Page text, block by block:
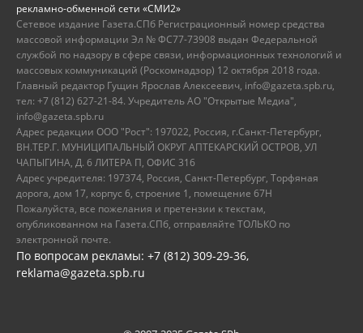
рекламно-обменной сети «СМИ2»
Сетевое издание Газета.СПб Регистрационный номер средства
массовой информации Эл № ФС77-73908 выдан Федеральной
службой по надзору в сфере связи, информационных технологий и
массовых коммуникаций (Роскомнадзор) 12 октября 2018 года.
Главный редактор Гущин Ярослав Алексеевич, info@gazeta.spb.ru,
тел: +7 (812) 627-21-84. Учредитель АО "Открытые Медиа",
info@gazeta.spb.ru
Адрес редакции ООО "Рост": 197022, Россия, г.Санкт-Петербург,
ВН.ТЕР.Г. МУНИЦИПАЛЬНЫЙ ОКРУГ АПТЕКАРСКИЙ ОСТРОВ, УЛ
ЧАПЫГИНА, Д. 6 ЛИТЕРА П, ОФИС 316
Адрес учредителя: 197374, Россия, Санкт-Петербург, Торфяная
дорога, дом 17, корпус 6, строение 1, помещение 67Н
Пожалуйста, все пожелания и претензии к текстам,
опубликованном на Газета.СПб, отправляйте ТОЛЬКО по
электронной почте.
По вопросам рекламы: +7 (812) 309-29-36,
reklama@gazeta.spb.ru